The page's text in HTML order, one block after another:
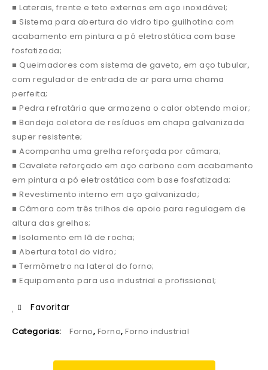
■ Laterais, frente e teto externas em aço inoxidável;
■ Sistema para abertura do vidro tipo guilhotina com
acabamento em pintura a pó eletrostática com base
fosfatizada;
■ Queimadores com sistema de gaveta, em aço tubular,
com regulador de entrada de ar para uma chama
perfeita;
■ Pedra refratária que armazena o calor obtendo maior;
■ Bandeja coletora de resíduos em chapa galvanizada
super resistente;
■ Acompanha uma grelha reforçada por câmara;
■ Cavalete reforçado em aço carbono com acabamento
em pintura a pó eletrostática com base fosfatizada;
■ Revestimento interno em aço galvanizado;
■ Câmara com três trilhos de apoio para regulagem de
altura das grelhas;
■ Isolamento em lã de rocha;
■ Abertura total do vidro;
■ Termômetro na lateral do forno;
■ Equipamento para uso industrial e profissional;
Favoritar
Categorias: Forno, Forno, Forno industrial